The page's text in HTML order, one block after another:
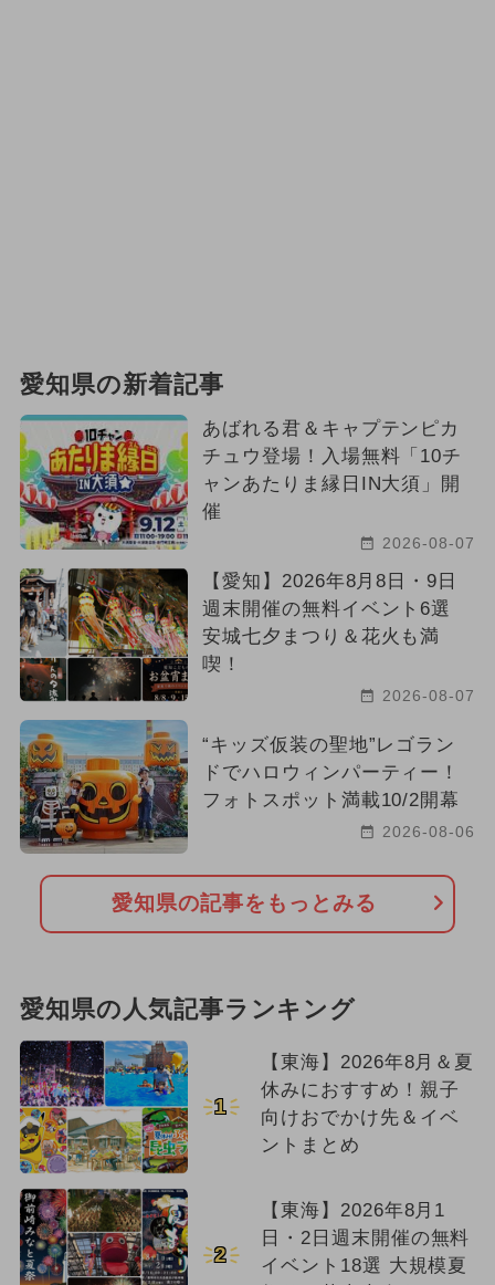
愛知県の新着記事
あばれる君＆キャプテンピカ
チュウ登場！入場無料「10チ
ャンあたりま縁日IN大須」開
催
2026-08-07
【愛知】2026年8月8日・9日
週末開催の無料イベント6選
安城七夕まつり＆花火も満
喫！
2026-08-07
“キッズ仮装の聖地”レゴラン
ドでハロウィンパーティー！
フォトスポット満載10/2開幕
2026-08-06
愛知県の記事をもっとみる
愛知県の人気記事ランキング
1
【東海】2026年8月＆夏
休みにおすすめ！親子
向けおでかけ先＆イベ
ントまとめ
2
【東海】2026年8月1
日・2日週末開催の無料
イベント18選 大規模夏